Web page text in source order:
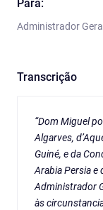
Para:
Administrador
Transcrição
“Dom Miguel
Algarves,
Guiné, e da
Arabia Persia e
Administrador
às